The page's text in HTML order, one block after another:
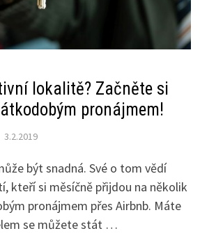
lokalitě? Začněte si
pronájmem!
3.2.2019
být snadná. Své o tom vědí
kteří si měsíčně přijdou na několik
pronájmem přes Airbnb. Máte
se můžete stát …